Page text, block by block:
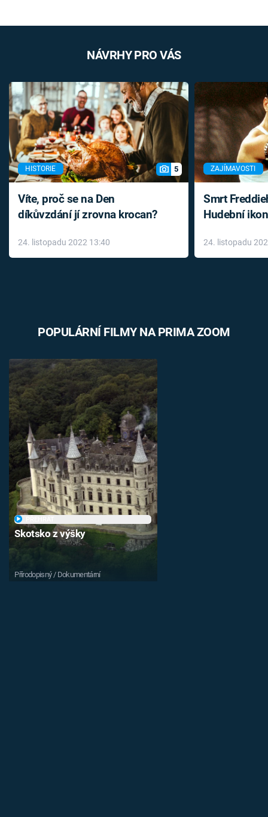
NÁVRHY PRO VÁS
HISTORIE 5
Víte, proč se na Den
díkůvzdání jí zrovna krocan?
24. listopadu 2022 13:40
ZAJÍMAVOSTI
Smrt
Hudební
léky
24. listopadu
POPULÁRNÍ FILMY NA PRIMA ZOOM
Skotsko z výšky
Přírodopisný / Dokumentární